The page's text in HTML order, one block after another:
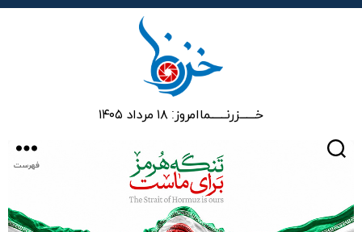
خـــــــزرنـــــــماامروز: ۱۸ مرداد ۱۴۰۵
فهرست